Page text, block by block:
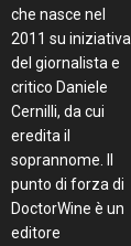
che nasce nel
2011 su iniziativa
del giornalista e
critico Daniele
Cernilli, da cui
eredita il
soprannome. Il
punto di forza di
DoctorWine è un
editore